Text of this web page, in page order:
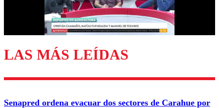
Enviar comentario
LAS MÁS LEÍDAS
Senapred ordena evacuar dos sectores de Carahue por